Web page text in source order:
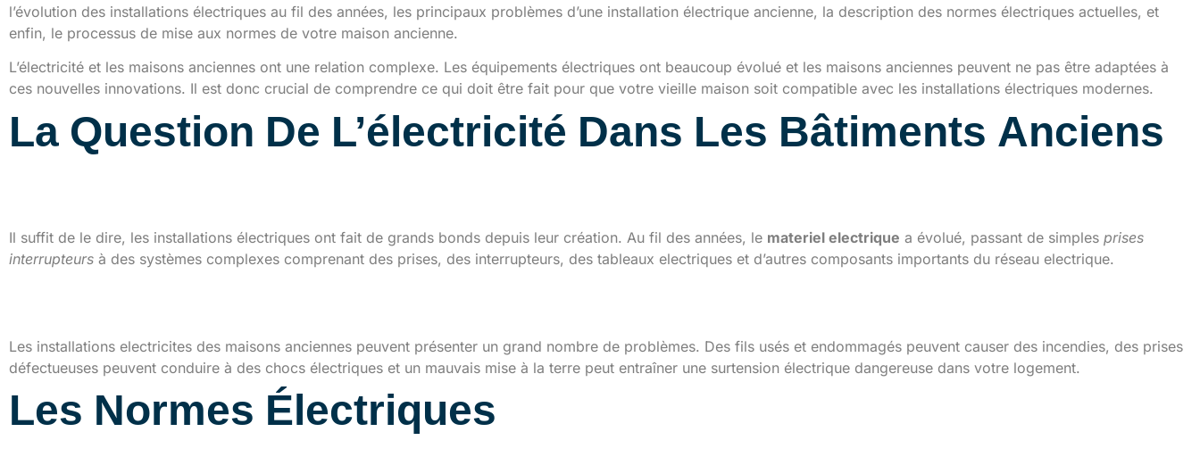
l’évolution des installations électriques au fil des années, les principaux problèmes d’une installation électrique ancienne, la description des normes électriques actuelles, et
enfin, le processus de mise aux normes de votre maison ancienne.
L’électricité et les maisons anciennes ont une relation complexe. Les équipements électriques ont beaucoup évolué et les maisons anciennes peuvent ne pas être adaptées à
ces nouvelles innovations. Il est donc crucial de comprendre ce qui doit être fait pour que votre vieille maison soit compatible avec les installations électriques modernes.
La Question De L’électricité Dans Les Bâtiments Anciens
Il suffit de le dire, les installations électriques ont fait de grands bonds depuis leur création. Au fil des années, le materiel electrique a évolué, passant de simples prises
interrupteurs à des systèmes complexes comprenant des prises, des interrupteurs, des tableaux electriques et d’autres composants importants du réseau electrique.
Les installations electricites des maisons anciennes peuvent présenter un grand nombre de problèmes. Des fils usés et endommagés peuvent causer des incendies, des prises
défectueuses peuvent conduire à des chocs électriques et un mauvais mise à la terre peut entraîner une surtension électrique dangereuse dans votre logement.
Les Normes Électriques